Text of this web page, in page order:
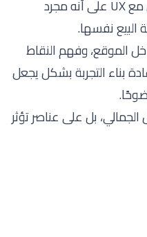
في كنوز سيرفس، لا يتم التعامل مع UX على أنه مجرد
البيع نفسها.
الموقع، وفهم النقاط
بناء التجربة بشكل يجعل
بل على عناصر تؤثر